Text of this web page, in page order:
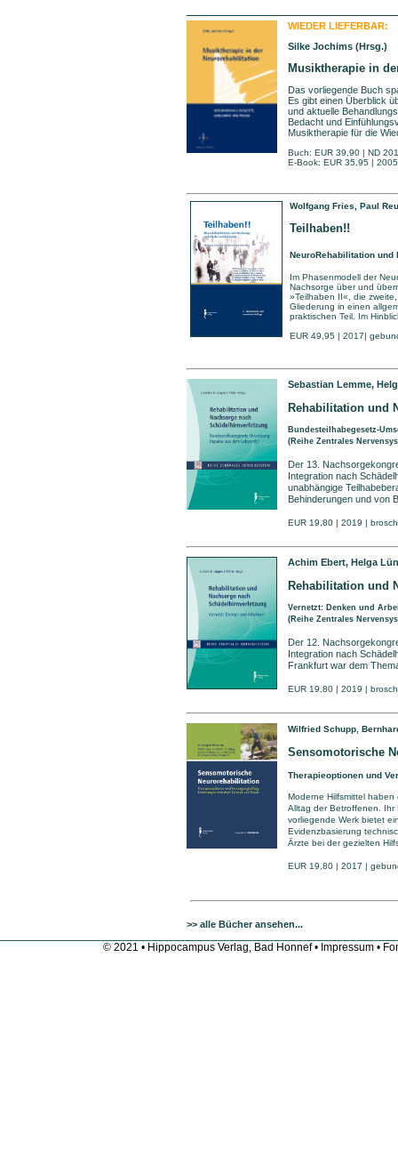
WIEDER LIEFERBAR:
Silke Jochims (Hrsg.)
Musiktherapie in
Das vorliegende Buch
Es gibt einen Überblick
und aktuelle
Bedacht und
Musiktherapie für die
Buch: EUR 39,90 | ND
E-Book: EUR 35,95 |
Wolfgang Fries, Paul
Teilhaben!!
NeuroRehabilitation und
Im Phasenmodell der
Nachsorge über und
»Teilhaben II«, die
Gliederung in einen
praktischen Teil. Im
EUR 49,95 | 2017|
Sebastian Lemme,
Rehabilitation und
Bundesteilhabegesetz-
(Reihe Zentrales
Der 13.
Integration nach
unabhängige
Behinderungen und von
EUR 19,80 | 2019 |
Achim Ebert, Helga
Rehabilitation und
Vernetzt: Denken und
(Reihe Zentrales
Der 12.
Integration nach
Frankfurt war dem
EUR 19,80 | 2019 |
Wilfried Schupp,
Sensomotorische
Therapieoptionen und
Moderne Hilfsmittel
Alltag der Betroffenen. Ihr
vorliegende Werk bietet
Evidenzbasierung
Ärzte bei der gezielten
EUR 19,80 | 2017 |
>> alle Bücher ansehen...
© 2021 • Hippocampus Verlag, Bad Honnef • Impressum •